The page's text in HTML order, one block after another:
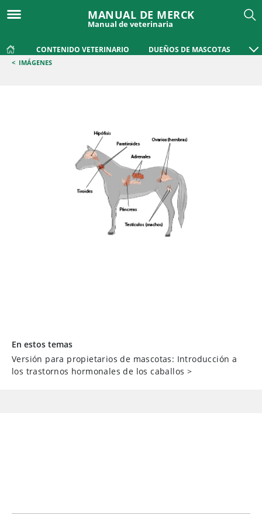
MANUAL DE MERCK
Manual de veterinaria
CONTENIDO VETERINARIO DUEÑOS DE MASCOTAS
< IMÁGENES
En estos temas
Versión para propietarios de mascotas: Introducción a
los trastornos hormonales de los caballos >